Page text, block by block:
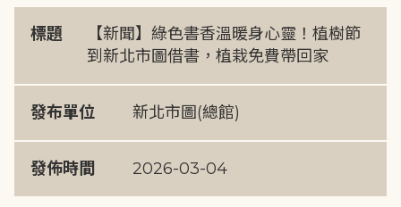
標題
【新聞】綠色書香溫暖身心靈！植樹節
到新北市圖借書，植栽免費帶回家
發布單位 新北市圖(總館)
發佈時間 2026-03-04